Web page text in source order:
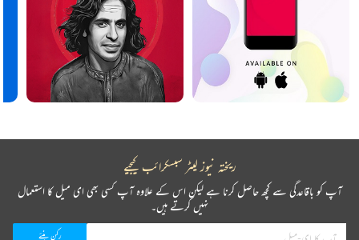
ریختہ نیوز لیٹر سبسکرائب کیجیے
آپ کو باقاعدگی سے کچھ حاصل کرنا ہے لیکن اس کے علاوہ آپ کسی بھی ای میل کا استعمال
نہیں کرتے ہیں۔